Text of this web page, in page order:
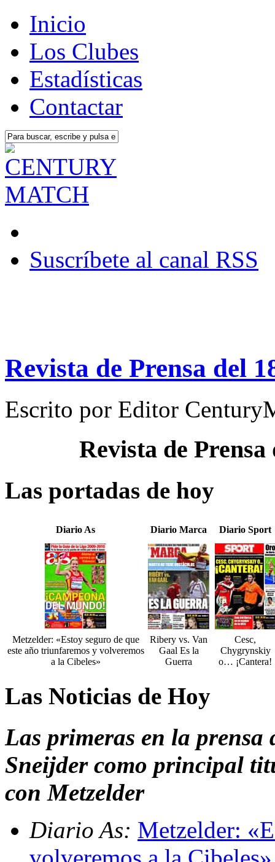
Inicio
Los Clubes
Estadísticas
Contactar
Suscríbete al canal RSS
Revista de Prensa del
Escrito por Editor
Revista de
Las portadas de hoy
Diario As Diario Marca Diario Sport
Metzelder: «Estoy seguro de que
este año triunfaremos y volveremos
a la Cibeles»
Ribery vs. Van
Gaal Es la
Guerra
Cesc,
Chygrynskiy
o… ¡Cantera!
Las Noticias de Hoy
Las primeras en la
Sneijder como principal
con Metzelder
Diario As: Metzelder: